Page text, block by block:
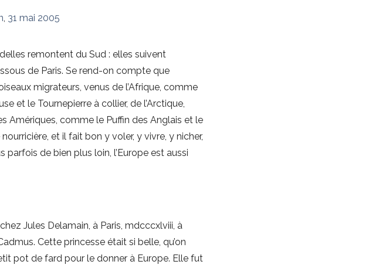
31 mai 2005
remontent du Sud : elles suivent
de Paris. Se rend-on compte que
migrateurs, venus de l’Afrique, comme
et le Tournepierre à collier, de l’Arctique,
Amériques, comme le Puffin des Anglais et le
et il fait bon y voler, y vivre, y nicher,
de bien plus loin, l’Europe est aussi
Jules Delamain, à Paris, mdcccxlviii, à
Cette princesse était si belle, qu’on
pot de fard pour le donner à Europe. Elle fut